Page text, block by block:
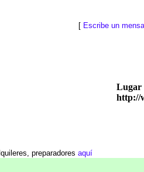
[ Escribe un
Lugar
http://
preparadores aquí